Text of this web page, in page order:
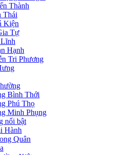
Thành
Thái
Kiện
Tự
Hạnh
Tri Phương
Bình Thới
Phú Thọ
Minh Phụng
nổi bật
Hành
Quân